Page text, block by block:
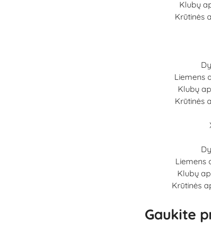
Klubų
Krūtinės
Liemens
Klubų
Krūtinės
Liemens
Klubų
Krūtinės
Gaukite